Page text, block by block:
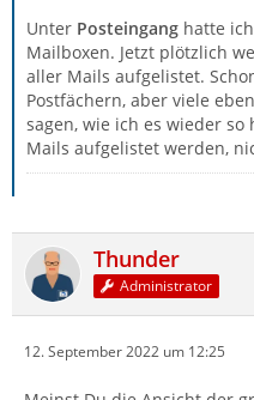
Unter Posteingang hatte
Mailboxen. Jetzt plötzlich
aller Mails aufgelistet.
Postfächern, aber viele
sagen, wie ich es wieder
Mails aufgelistet werden,
Thunder
Administrator
12. September 2022 um 12:25